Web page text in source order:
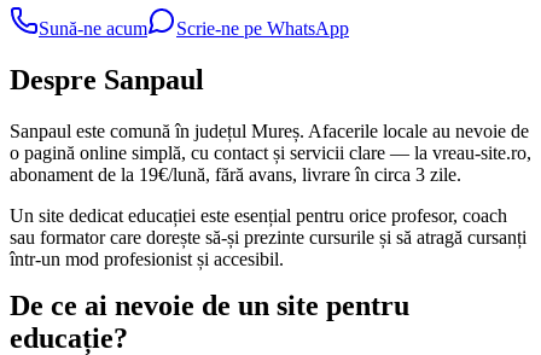
Sună-ne acum Scrie-ne pe WhatsApp
Despre Sanpaul
Sanpaul este comună în județul Mureș. Afacerile locale au nevoie de
o pagină online simplă, cu contact și servicii clare — la vreau-site.ro,
abonament de la 19€/lună, fără avans, livrare în circa 3 zile.
Un site dedicat educației este esențial pentru orice profesor, coach
sau formator care dorește să-și prezinte cursurile și să atragă cursanți
într-un mod profesionist și accesibil.
De ce ai nevoie de un site pentru
educație?